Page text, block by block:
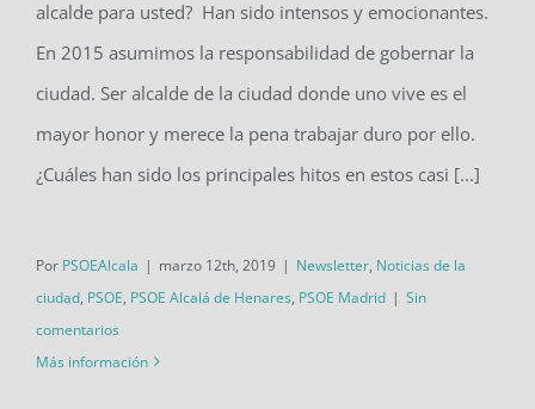
alcalde para usted? Han sido intensos y emocionantes.
En 2015 asumimos la responsabilidad de gobernar la
ciudad. Ser alcalde de la ciudad donde uno vive es el
mayor honor y merece la pena trabajar duro por ello.
¿Cuáles han sido los principales hitos en estos casi [...]
Por PSOEAlcala | marzo 12th, 2019 | Newsletter, Noticias de la
ciudad, PSOE, PSOE Alcalá de Henares, PSOE Madrid | Sin
comentarios
Más información